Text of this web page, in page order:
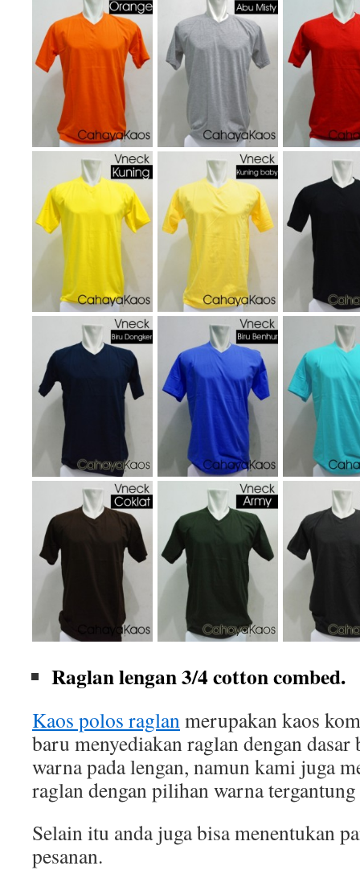
Raglan lengan 3/4 cotton combed.
Kaos polos raglan merupakan kaos
baru menyediakan raglan dengan
warna pada lengan, namun kami juga
raglan dengan pilihan warna tergantung
Selain itu anda juga bisa menentukan
pesanan.